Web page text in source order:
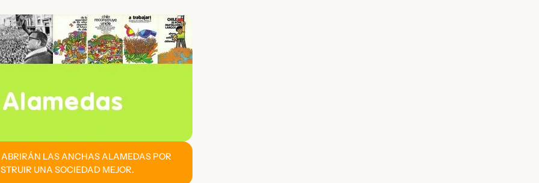
LAS ANCHAS ALAMEDAS POR
UNA SOCIEDAD MEJOR.